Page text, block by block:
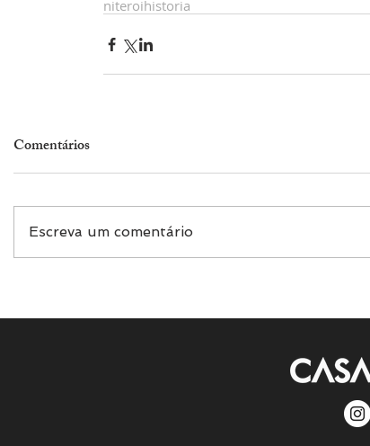
niteroihistoria
Comentários
Escreva um comentário